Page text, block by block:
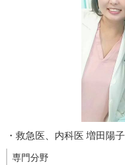
・救急医、内科医 増田陽子
専門分野